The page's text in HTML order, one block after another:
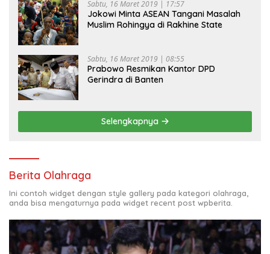
Sabtu, 16 Maret 2019 | 17:57
Jokowi Minta ASEAN Tangani Masalah
Muslim Rohingya di Rakhine State
Sabtu, 16 Maret 2019 | 08:55
Prabowo Resmikan Kantor DPD
Gerindra di Banten
Selengkapnya
Berita Olahraga
Ini contoh widget dengan style gallery pada kategori olahraga,
anda bisa mengaturnya pada widget recent post wpberita.